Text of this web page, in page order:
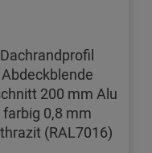
Dachrandprofil
Abdeckblende
200 mm Alu
farbig 0,8 mm
(RAL7016)